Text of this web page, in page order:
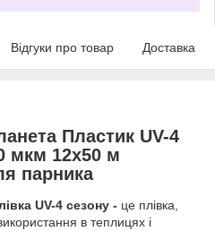
Відгуки про товар Доставка
Пластик UV-4
мкм 12х50 м
парника
UV-4 сезону - це плівка,
в теплицях і